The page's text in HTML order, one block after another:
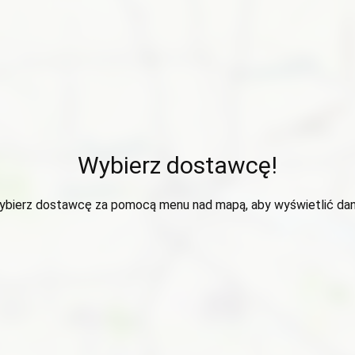
Wybierz dostawcę!
dostawcę za pomocą menu nad mapą, aby wyświetlić